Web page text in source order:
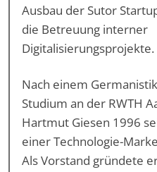
Ausbau der Sutor
die Betreuung interner
Digitalisierungsprojekte.
Nach einem
Studium an der RWTH
Hartmut Giesen 1996
einer Technologie-
Als Vorstand gründete